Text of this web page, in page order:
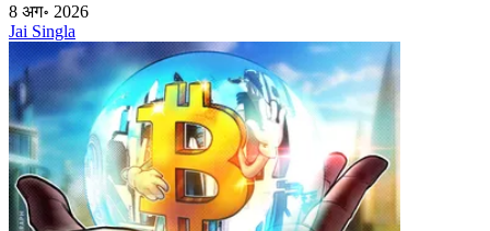
8 अग॰ 2026
Jai Singla